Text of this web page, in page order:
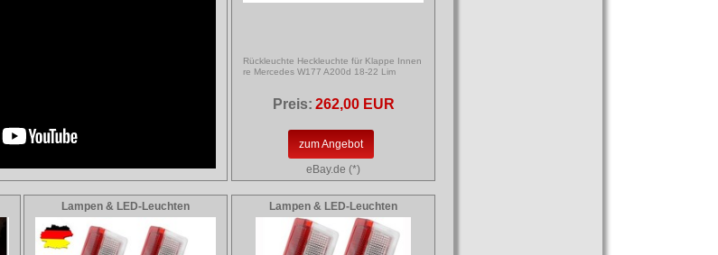
Rückleuchte Heckleuchte für Klappe Innen
re Mercedes W177 A200d 18-22 Lim
Preis: 262,00 EUR
zum Angebot
eBay.de (*)
Lampen & LED-Leuchten Lampen & LED-Leuchten